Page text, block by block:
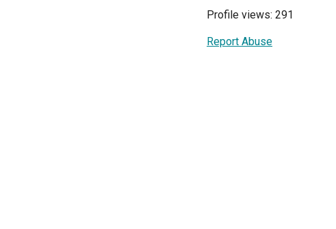
Profile views: 291
Report Abuse